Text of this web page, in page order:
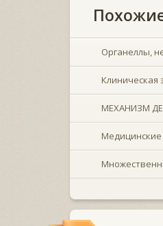
Органеллы,
Клиническая
МЕХАНИЗМ
Медицинские